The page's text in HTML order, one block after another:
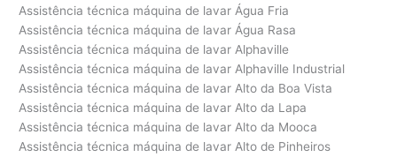
Assistência técnica máquina de lavar Água Fria
Assistência técnica máquina de lavar Água Rasa
Assistência técnica máquina de lavar Alphaville
Assistência técnica máquina de lavar Alphaville Industrial
Assistência técnica máquina de lavar Alto da Boa Vista
Assistência técnica máquina de lavar Alto da Lapa
Assistência técnica máquina de lavar Alto da Mooca
Assistência técnica máquina de lavar Alto de Pinheiros